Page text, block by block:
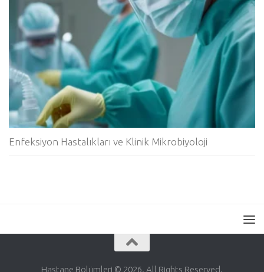
Enfeksiyon Hastalıkları ve Klinik Mikrobiyoloji
Hastane Bölümleri © 2026. All Rights Reserved.